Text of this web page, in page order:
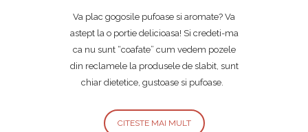
Va plac gogosile pufoase si aromate? Va
astept la o portie delicioasa! Si credeti-ma
ca nu sunt “coafate” cum vedem pozele
din reclamele la produsele de slabit, sunt
chiar dietetice, gustoase si pufoase.
CITESTE MAI MULT